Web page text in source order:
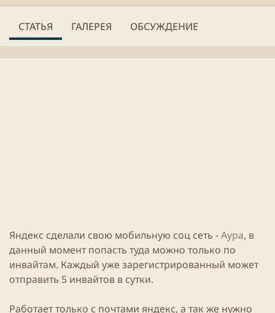
б
л
и
ч
е
н
СТАТЬЯ ГАЛЕРЕЯ ОБСУЖДЕНИЕ
Яндекс сделали свою мобильную соц сеть -Аура, в
данный момент попасть туда можно только по
инвайтам. Каждый уже зарегистрированный может
отправить 5 инвайтов в сутки.
Работает только с почтами яндекс, а так же нужно